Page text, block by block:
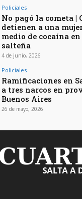
Policiales
No pagó la cometa |
detienen a una
medio de cocaína
salteña
4 de junio, 2026
Policiales
Ramificaciones en
a tres narcos en
Buenos Aires
26 de mayo, 2026